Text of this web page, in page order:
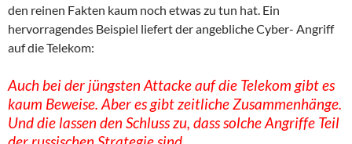
den reinen Fakten kaum noch etwas zu tun hat. Ein
hervorragendes Beispiel liefert der angebliche Cyber- Angriff
auf die Telekom:
Auch bei der jüngsten Attacke auf die Telekom gibt es
kaum Beweise. Aber es gibt zeitliche Zusammenhänge.
Und die lassen den Schluss zu, dass solche Angriffe Teil